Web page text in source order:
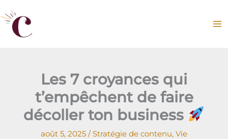
au
contenu
Les 7 croyances qui
t’empêchent de faire
décoller ton business
août 5, 2025 /Stratégie de contenu, Vie